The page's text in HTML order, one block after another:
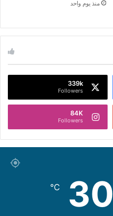
منذ يوم واحد
339k
Followers
84K
Followers
30
℃